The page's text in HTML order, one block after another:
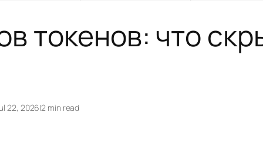
токенов: что
22, 2026|2 min read